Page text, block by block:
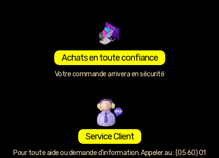
Achats en toute confiance
Votre commande arrivera en sécurité
Service Client
Pour toute aide ou demande d’information. Appeler au : (05 60) 01